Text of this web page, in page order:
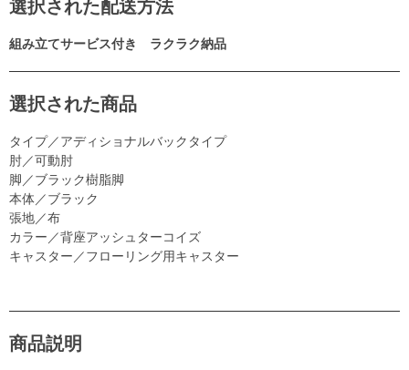
選択された配送方法
組み立てサービス付き ラクラク納品
選択された商品
タイプ／アディショナルバックタイプ
肘／可動肘
脚／ブラック樹脂脚
本体／ブラック
張地／布
カラー／背座アッシュターコイズ
キャスター／フローリング用キャスター
商品説明